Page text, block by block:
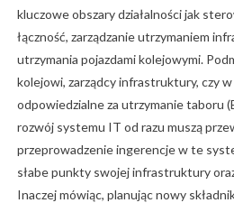
kluczowe obszary działalności jak
łączność, zarządzanie utrzymaniem
utrzymania pojazdami kolejowymi.
kolejowi, zarządcy infrastruktury, czy
odpowiedzialne za utrzymanie taboru
rozwój systemu IT od razu muszą
przeprowadzenie ingerencje w te
słabe punkty swojej infrastruktury
Inaczej mówiąc, planując nowy